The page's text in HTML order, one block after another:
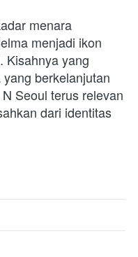
menara
menjadi ikon
Kisahnya yang
berkelanjutan
Seoul terus relevan
dari identitas